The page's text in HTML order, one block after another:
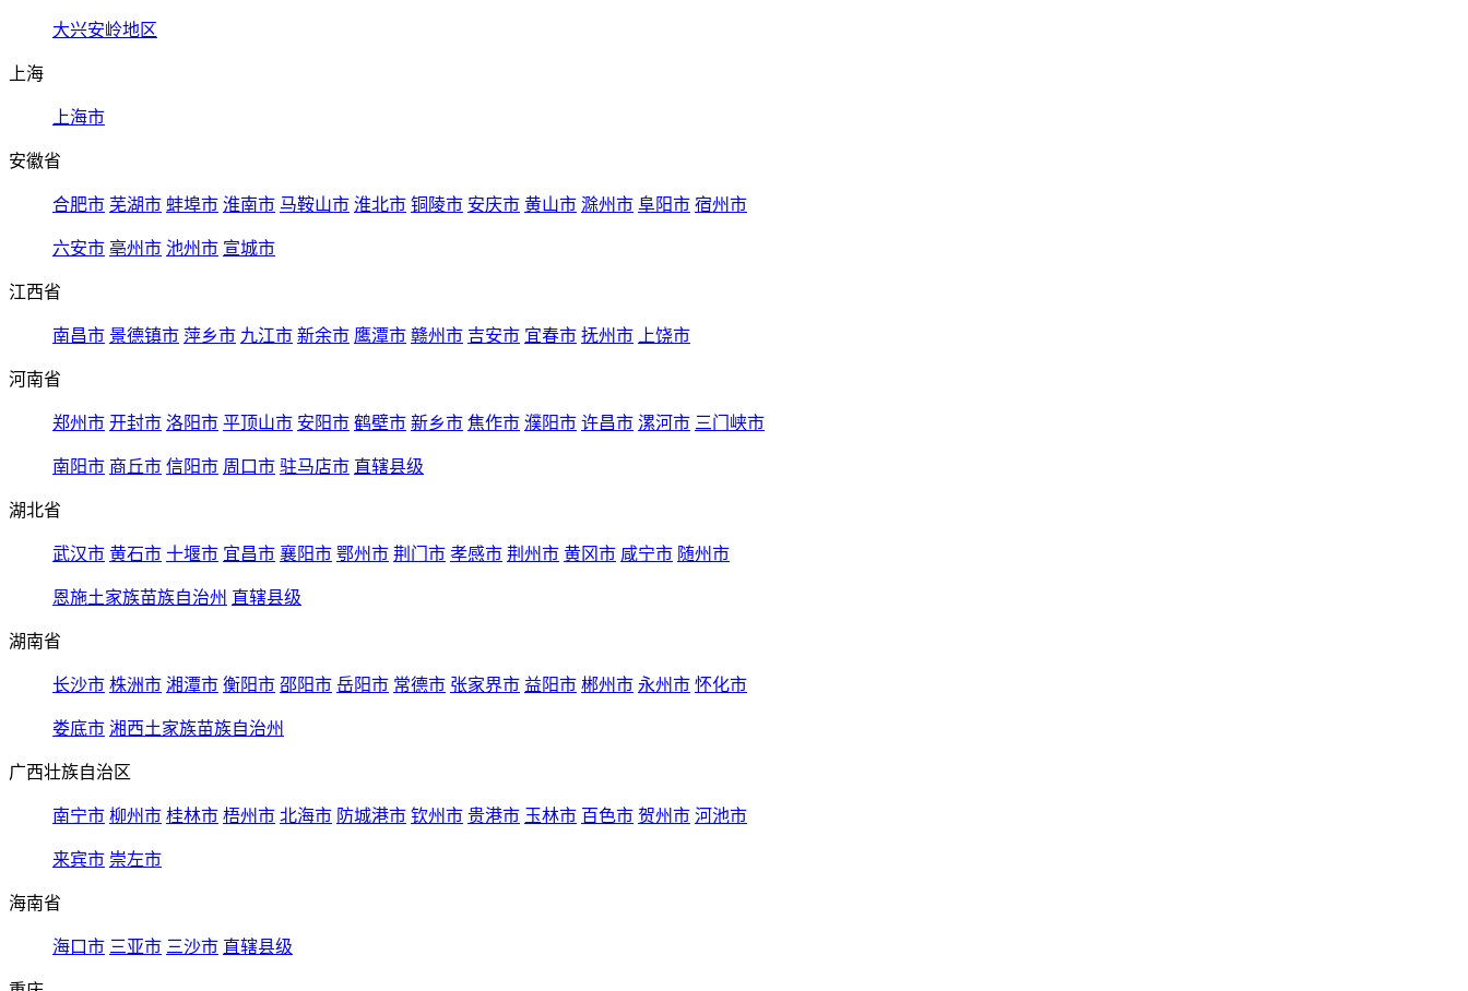
大兴安岭地区
上海
上海市
安徽省
合肥市 芜湖市 蚌埠市 淮南市 马鞍山市 淮北市 铜陵市 安庆市 黄山市 滁州市 阜阳市 宿州市
六安市 亳州市 池州市 宣城市
江西省
南昌市 景德镇市 萍乡市 九江市 新余市 鹰潭市 赣州市 吉安市 宜春市 抚州市 上饶市
河南省
郑州市 开封市 洛阳市 平顶山市 安阳市 鹤壁市 新乡市 焦作市 濮阳市 许昌市 漯河市 三门峡市
南阳市 商丘市 信阳市 周口市 驻马店市 直辖县级
湖北省
武汉市 黄石市 十堰市 宜昌市 襄阳市 鄂州市 荆门市 孝感市 荆州市 黄冈市 咸宁市 随州市
恩施土家族苗族自治州 直辖县级
湖南省
长沙市 株洲市 湘潭市 衡阳市 邵阳市 岳阳市 常德市 张家界市 益阳市 郴州市 永州市 怀化市
娄底市 湘西土家族苗族自治州
广西壮族自治区
南宁市 柳州市 桂林市 梧州市 北海市 防城港市 钦州市 贵港市 玉林市 百色市 贺州市 河池市
来宾市 崇左市
海南省
海口市 三亚市 三沙市 直辖县级